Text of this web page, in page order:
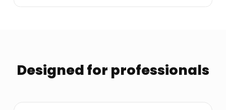
Designed for professionals